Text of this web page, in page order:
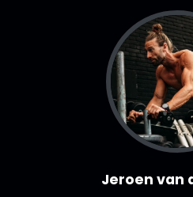
Jeroen van